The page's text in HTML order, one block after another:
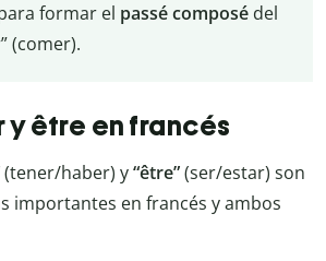
formar el passécomposédel
(comer).
y être en francés
(tener/haber) y“être”(ser/estar) son
importantes en francés y ambos